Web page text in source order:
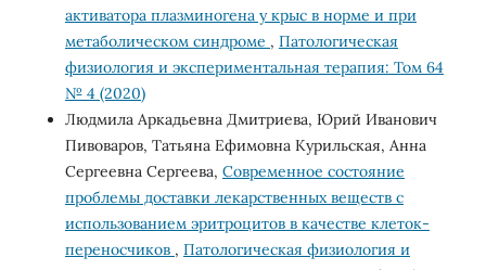
активатора плазминогена у крыс в норме и при
метаболическом синдроме , Патологическая
физиология и экспериментальная терапия: Том 64
№ 4 (2020)
Людмила Аркадьевна Дмитриева, Юрий Иванович
Пивоваров, Татьяна Ефимовна Курильская, Анна
Сергеевна Сергеева, Современное состояние
проблемы доставки лекарственных веществ с
использованием эритроцитов в качестве клеток-
переносчиков , Патологическая физиология и